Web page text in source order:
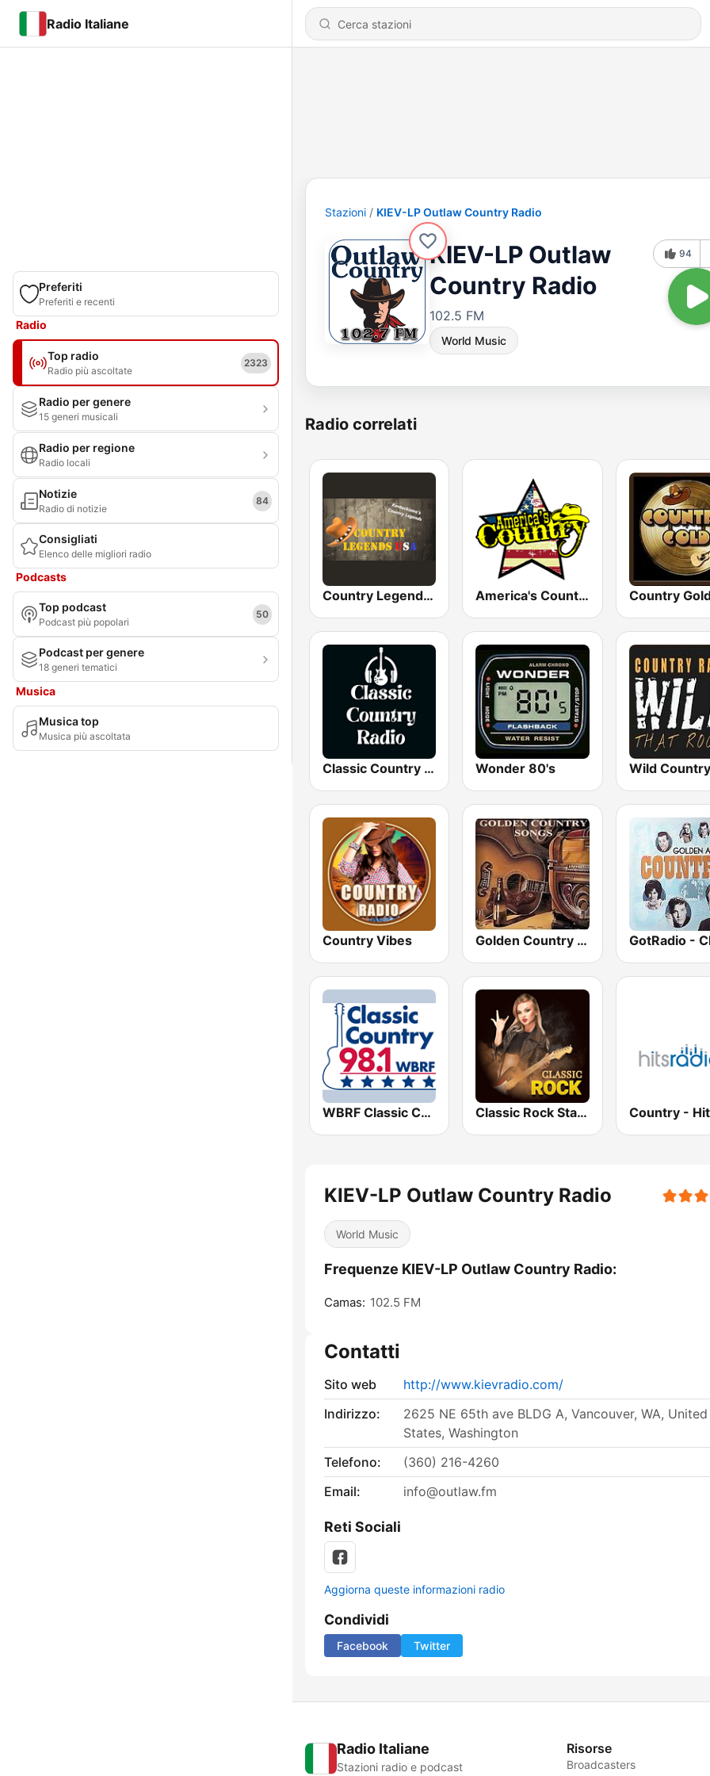
Radio Italiane
Preferiti
Preferiti e recenti
Radio
Top radio
Radio più ascoltate
2323
Radio per genere
15 generi musicali
Radio per regione
Radio locali
Notizie
Radio di notizie
84
Consigliati
Elenco delle migliori radio
Podcasts
Top podcast
Podcast più popolari
50
Podcast per genere
18 generi tematici
Musica
Musica top
Musica più ascoltata
Stazioni KIEV-LP Outlaw Country Radio
KIEV-LP Outlaw
Country Radio
102.5 FM
World Music
94
Radio correlati
Country Legends USA America's Country
Classic Country Radio Wonder 80's
Country Vibes Golden Country Songs
WBRF Classic Country 98.1 FM Classic Rock Station
KIEV-LP Outlaw Country Radio
World Music
Frequenze KIEV-LP Outlaw Country Radio:
Camas: 102.5 FM
Contatti
Sito web
http://www.kievradio.com/
Indirizzo:
2625 NE 65th ave BLDG A, Vancouver, WA, United
States, Washington
Telefono:
(360) 216-4260
Email:
info@outlaw.fm
Reti Sociali
Aggiorna queste informazioni radio
Condividi
Facebook Twitter
Radio Italiane
Stazioni radio e podcast
Risorse
Broadcasters